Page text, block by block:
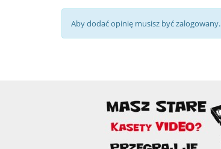
Aby dodać opinię musisz być zalogowany.